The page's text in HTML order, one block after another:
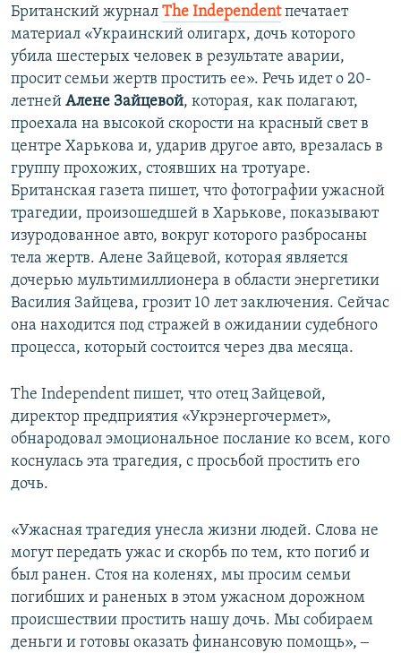
Британский журнал The Independentпечатает
материал «Украинский олигарх, дочь которого
убила шестерых человек в результате аварии,
просит семьи жертв простить ее». Речь идет о 20-
летней Алене Зайцевой, которая, как полагают,
проехала на высокой скорости на красный свет в
центре Харькова и, ударив другое авто, врезалась в
группу прохожих, стоявших на тротуаре.
Британская газета пишет, что фотографии ужасной
трагедии, произошедшей в Харькове, показывают
изуродованное авто, вокруг которого разбросаны
тела жертв. Алене Зайцевой, которая является
дочерью мультимиллионера в области энергетики
Василия Зайцева, грозит 10 лет заключения. Сейчас
она находится под стражей в ожидании судебного
процесса, который состоится через два месяца.
The Independent пишет, что отец Зайцевой,
директор предприятия «Укрэнергочермет»,
обнародовал эмоциональное послание ко всем, кого
коснулась эта трагедия, с просьбой простить его
дочь.
«Ужасная трагедия унесла жизни людей. Слова не
могут передать ужас и скорбь по тем, кто погиб и
был ранен. Стоя на коленях, мы просим семьи
погибших и раненых в этом ужасном дорожном
происшествии простить нашу дочь. Мы собираем
деньги и готовы оказать финансовую помощь», ‒